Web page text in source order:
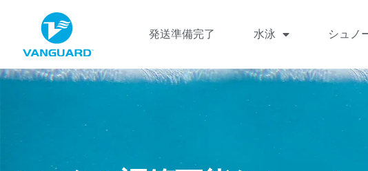
発送準備完了 水泳 シュノ